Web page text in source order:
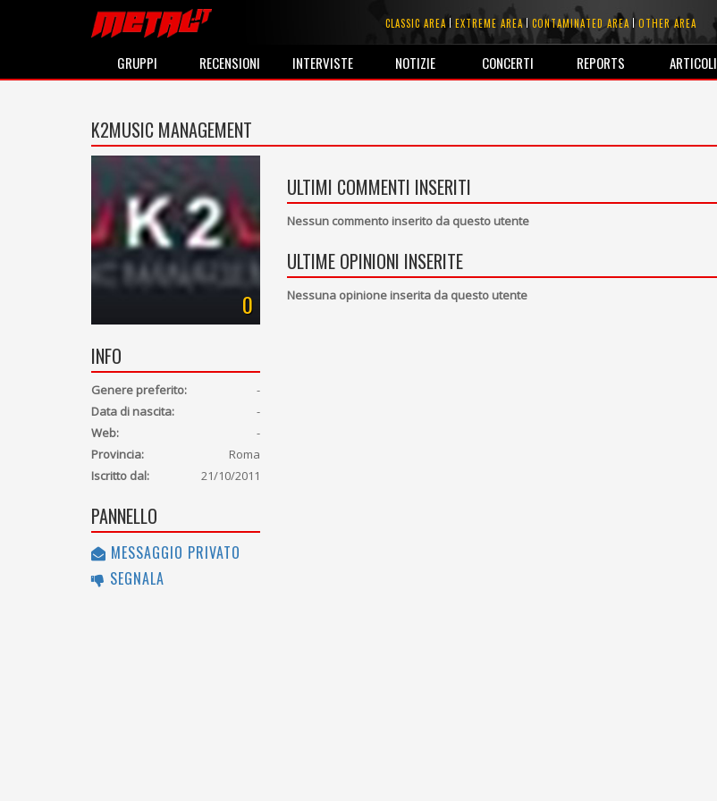
CLASSIC AREA EXTREME AREA CONTAMINATED AREA OTHER AREA
GRUPPI RECENSIONI INTERVISTE NOTIZIE CONCERTI REPORTS ARTICOLI
K2MUSIC MANAGEMENT
0
INFO
Genere preferito:
-
Data di nascita:
-
Web:
-
Provincia:
Roma
Iscritto dal:
21/10/2011
PANNELLO
MESSAGGIO PRIVATO
SEGNALA
ULTIMI COMMENTI INSERITI
Nessun commento inserito da questo utente
ULTIME OPINIONI INSERITE
Nessuna opinione inserita da questo utente